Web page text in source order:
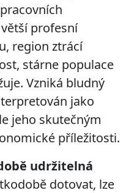
profesní
region ztrácí
stárne populace
Vzniká bludný
jako
jeho skutečným
příležitosti.
udržitelná
dotovat, lze